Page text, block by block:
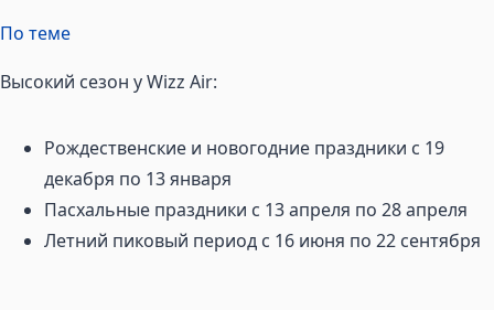
По теме
Высокий сезон у Wizz Air:
Рождественские и новогодние праздники с 19
декабря по 13 января
Пасхальные праздники с 13 апреля по 28 апреля
Летний пиковый период с 16 июня по 22 сентября